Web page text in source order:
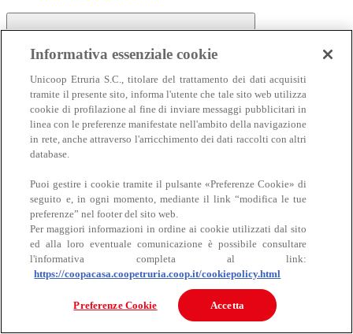
Carne
Carne
Bovino
Informativa essenziale cookie
Unicoop Etruria S.C., titolare del trattamento dei dati acquisiti
tramite il presente sito, informa l'utente che tale sito web utilizza
cookie di profilazione al fine di inviare messaggi pubblicitari in
linea con le preferenze manifestate nell'ambito della navigazione
in rete, anche attraverso l'arricchimento dei dati raccolti con altri
database.
Puoi gestire i cookie tramite il pulsante «Preferenze Cookie» di
seguito e, in ogni momento, mediante il link “modifica le tue
preferenze” nel footer del sito web.
Per maggiori informazioni in ordine ai cookie utilizzati dal sito
ed alla loro eventuale comunicazione è possibile consultare
l'informativa completa al link:
https://coopacasa.coopetruria.coop.it/cookiepolicy.html
Preferenze Cookie Accetta